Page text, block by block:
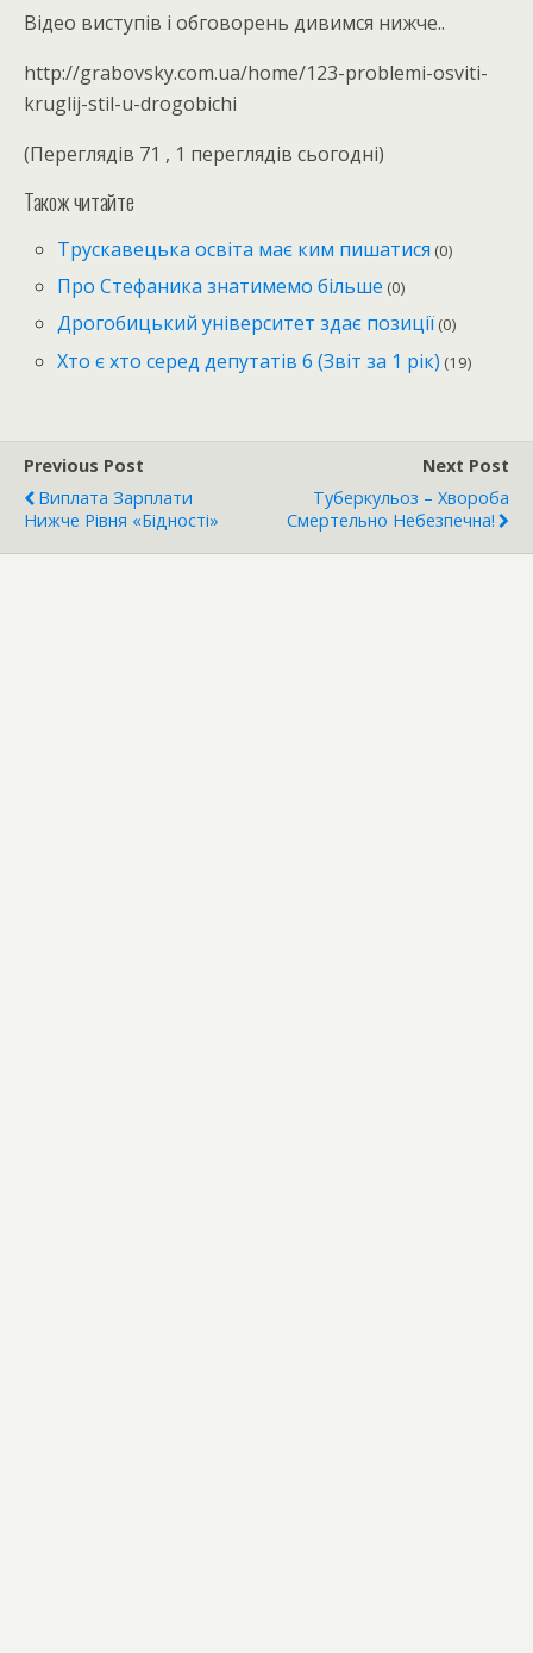
Відео виступів і обговорень дивимся нижче..
http://grabovsky.com.ua/home/123-problemi-osviti-
kruglij-stil-u-drogobichi
(Переглядів 71 , 1 переглядів сьогодні)
Також читайте
Трускавецька освіта має ким пишатися (0)
Про Стефаника знатимемо більше (0)
Дрогобицький університет здає позиції (0)
Хто є хто серед депутатів 6 (Звіт за 1 рік) (19)
Previous Post
Виплата Зарплати
Нижче Рівня «бідності»
Next Post
Туберкульоз – Хвороба
Смертельно Небезпечна!